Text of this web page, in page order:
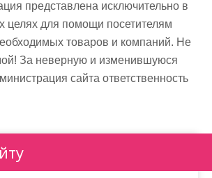
представлена исключительно в
целях для помощи посетителям
товаров и компаний. Не
За неверную и изменившуюся
сайта ответственность